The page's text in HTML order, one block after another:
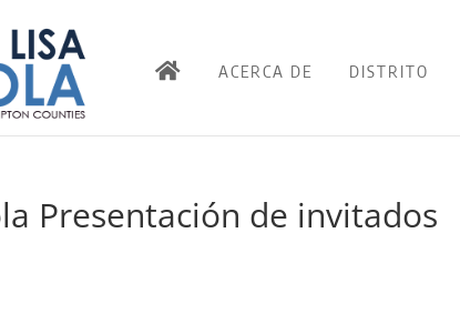
ACERCA DE DISTRITO
Presentación de invitados